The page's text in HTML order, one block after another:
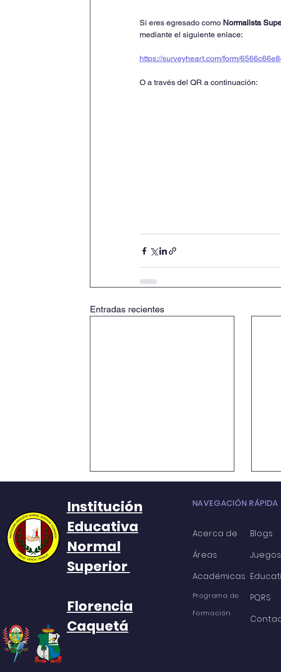
Si eres egresado como Normalista
mediante el siguiente enlace:
https://surveyheart.com/form/
O a través del QR a continuación:
Entradas recientes
Institución
Educativa
Normal
Superior
Florencia
Caquetá
NAVEGACIÓN RÁPIDA
Acerca de
Áreas
Académicas
Programa de
Formación
Blogs
Juegos
PQRS